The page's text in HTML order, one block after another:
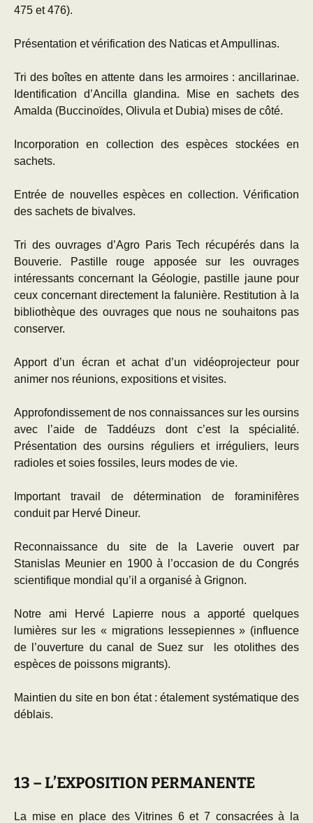
475 et 476).
Présentation et vérification des Naticas et Ampullinas.
Tri des boîtes en attente dans les armoires : ancillarinae.
Identification d’Ancilla glandina. Mise en sachets des
Amalda (Buccinoïdes, Olivula et Dubia) mises de côté.
Incorporation en collection des espèces stockées en
sachets.
Entrée de nouvelles espèces en collection. Vérification
des sachets de bivalves.
Tri des ouvrages d’Agro Paris Tech récupérés dans la
Bouverie. Pastille rouge apposée sur les ouvrages
intéressants concernant la Géologie, pastille jaune pour
ceux concernant directement la falunière. Restitution à la
bibliothèque des ouvrages que nous ne souhaitons pas
conserver.
Apport d’un écran et achat d’un vidéoprojecteur pour
animer nos réunions, expositions et visites.
Approfondissement de nos connaissances sur les oursins
avec l’aide de Taddéuzs dont c’est la spécialité.
Présentation des oursins réguliers et irréguliers, leurs
radioles et soies fossiles, leurs modes de vie.
Important travail de détermination de foraminifères
conduit par Hervé Dineur.
Reconnaissance du site de la Laverie ouvert par
Stanislas Meunier en 1900 à l’occasion de du Congrés
scientifique mondial qu’il a organisé à Grignon.
Notre ami Hervé Lapierre nous a apporté quelques
lumières sur les « migrations lessepiennes » (influence
de l’ouverture du canal de Suez sur les otolithes des
espèces de poissons migrants).
Maintien du site en bon état : étalement systématique des
déblais.
13 – L’EXPOSITION PERMANENTE
La mise en place des Vitrines 6 et 7 consacrées à la